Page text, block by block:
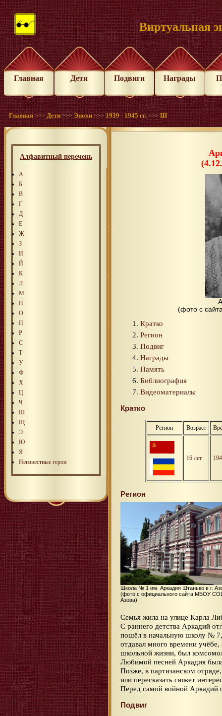
Виртуальная
Главная Дети Подвиги Награды
Главная >>>Дети >>>Эпохи >>>1939 - 1945 гг. >>>Ш
Алфавитный перечень
А
Б
В
Г
Д
Е
Ж
З
И
Й
К
Л
М
Н
О
П
Р
С
Т
У
Ф
Х
Ц
Ч
Ш
Щ
Э
Ю
Я
Неизвестные герои
(фото с
Кратко
Регион
Подвиг
Награды
Память
Библиография
Видеоматериалы
Кратко
Регион Возраст
16 лет
Регион
Школа № 1 им. Аркадия Штанько в г.
(фото с официального сайта МБОУ
Азова)
Семья жила на улице Карла
С раннего детства Аркадий
пошёл в начальную школу №
отдавал много времени
школьной жизни, был
Любимой песней Аркадия
Позже, в партизанском
или пересказать сюжет
Перед самой войной Аркадий
Подвиг